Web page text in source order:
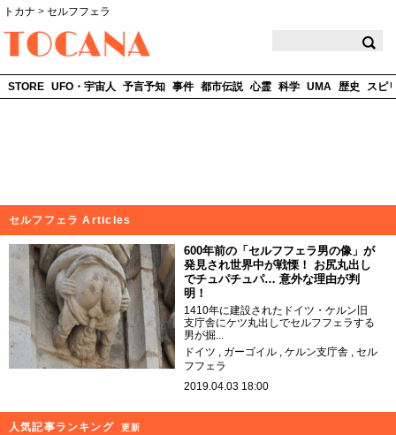
トカナ > セルフフェラ
STORE UFO・宇宙人 予言予知 事件 都市伝説 心霊 科学 UMA 歴史 スピ
セルフフェラ Articles
600年前の「セルフフェラ男の像」が
発見され世界中が戦慄！ お尻丸出し
でチュパチュパ… 意外な理由が判
明！
1410年に建設されたドイツ・ケルン旧
支庁舎にケツ丸出しでセルフフェラする
男が掘...
ドイツ
ガーゴイル ケルン支庁舎
セル
フフェラ
2019.04.03 18:00
人気記事ランキング 更新